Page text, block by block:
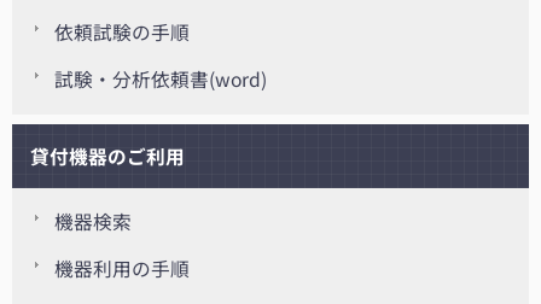
依頼試験の手順
試験・分析依頼書(word)
貸付機器のご利用
機器検索
機器利用の手順